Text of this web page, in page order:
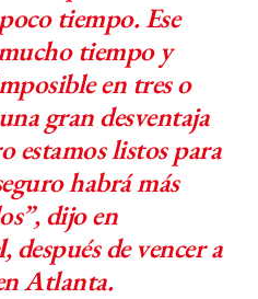
tiempo. Ese
tiempo y
en tres o
gran desventaja
estamos listos para
habrá más
dijo en
, después de vencer a
Atlanta.